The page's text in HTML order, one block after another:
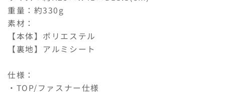
容
量
の
数
量
減
ら
量
数
量
や
重量：約330g
素材：
【本体】ポリエステル
【裏地】アルミシート
仕様：
・TOP/ファスナー仕様